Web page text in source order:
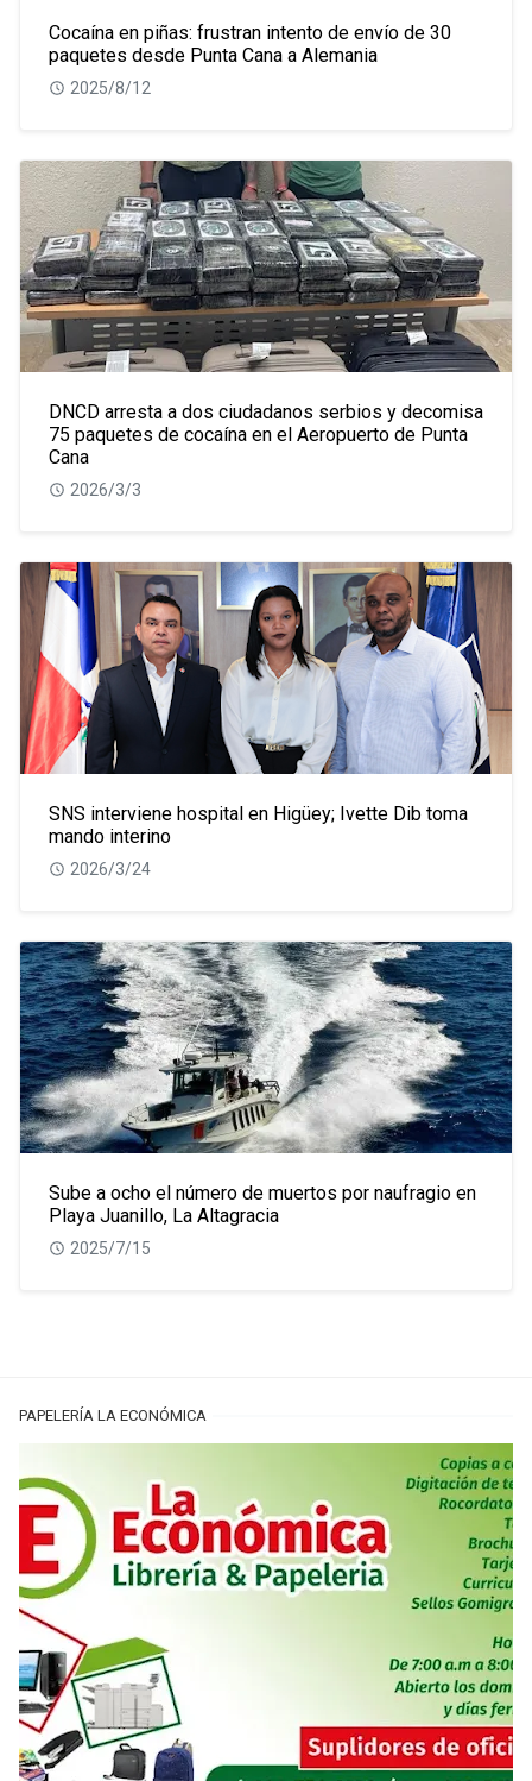
Cocaína en piñas: frustran intento de envío de 30
paquetes desde Punta Cana a Alemania
2025/8/12
DNCD arresta a dos ciudadanos serbios y decomisa
75 paquetes de cocaína en el Aeropuerto de Punta
Cana
2026/3/3
SNS interviene hospital en Higüey; Ivette Dib toma
mando interino
2026/3/24
Sube a ocho el número de muertos por naufragio en
Playa Juanillo, La Altagracia
2025/7/15
PAPELERÍA LA ECONÓMICA